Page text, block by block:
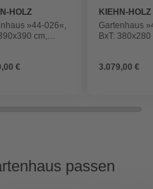
HOLZ
»44-026«,
cm,
€
KIEHN-HOLZ
Gartenhaus
BxT: 380x280
3.079,00 €
passen